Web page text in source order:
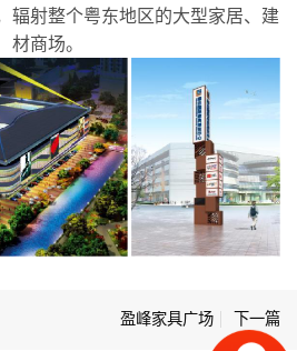
辐射整个粤东地区的大型家居、建
材商场。
盈峰家具广场 下一篇